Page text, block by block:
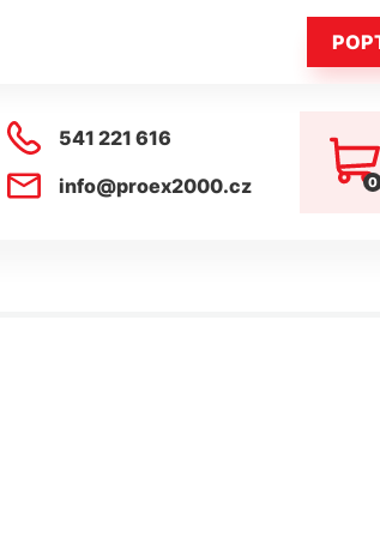
541 221 616
info@proex2000.cz
0